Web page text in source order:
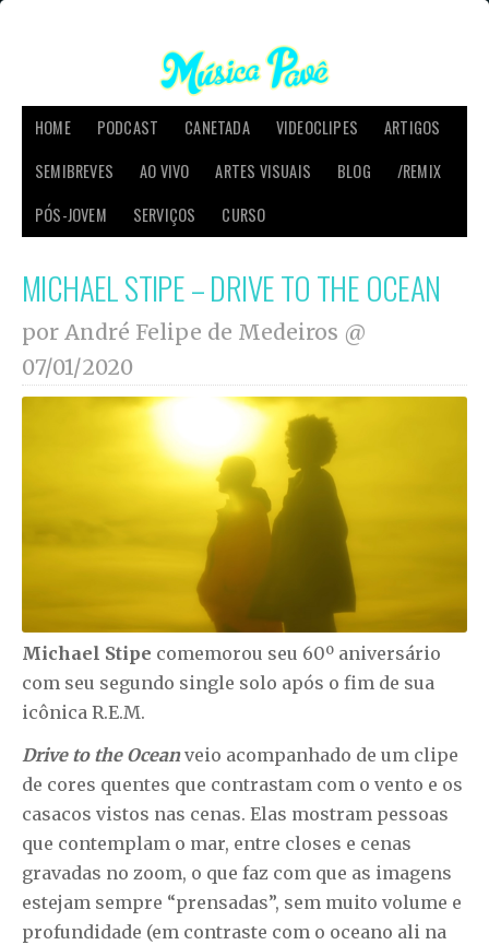
HOME PODCAST CANETADA VIDEOCLIPES
ARTIGOS
SEMIBREVES
AO VIVO ARTES VISUAIS BLOG
/REMIX
PÓS-JOVEM
SERVIÇOS CURSO
MICHAEL STIPE – DRIVE TO THE OCEAN
por André Felipe de Medeiros @
07/01/2020
Michael Stipe comemorou seu 60º aniversário
com seu segundo single solo após o fim de sua
icônica R.E.M.
Drive to the Oceanveio acompanhado de um clipe
de cores quentes que contrastam com o vento e os
casacos vistos nas cenas. Elas mostram pessoas
que contemplam o mar, entre closes e cenas
gravadas no zoom, o que faz com que as imagens
estejam sempre “prensadas”, sem muito volume e
profundidade (em contraste com o oceano ali na